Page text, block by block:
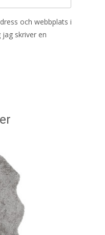
och webbplats i
skriver en